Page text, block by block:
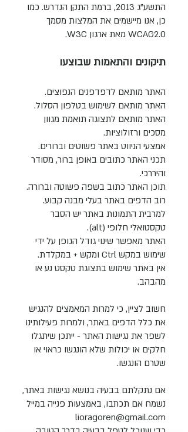
התשע"ג 2013, ברמת התקן הנדרש. כמו
כן, אנו מיישמים את המלצות מסמך
WCAG2.0 מאת ארגון W3C.
תיקונים והתאמות שבוצעו
האתר מותאם לדפדפנים הנפוצים.
האתר מותאם לשימוש בטלפון הסלול.
האתר מותאם לתצוגה תואמת מגוון
מסכים ורזולוציות.
אמצעי הניווט באתר פשוטים וברורים.
תכני האתר כתובים באופן ברור, מסודר
והיררכי.
תוכן האתר כתוב בשפה פשוטה וברורה.
רוב הדפים באתר בעלי מבנה קבוע.
למרבית התמונות באתר יש הסבר
טקסטואלי חלופי (alt).
האתר מאפשר שינוי גודל הגופן על ידי
שימוש במקש Ctrl ומקש + במקלדת.
אין באתר שימוש בתצוגת טקסט נע או
מהבהב.
חשוב לציין, כי למרות המאמצים להנגיש
את כלל הדפים באתר, ולמרות פעילותינו
לשפר את נגישות האתר - ייתכן שיתגלו
חלקים או יכולות שלא הונגשו כראוי או
שטרם הונגשו.
אם נתקלתם בבעיה בנושא נגישות באתר,
נשמח אם תכתבו, באמצעות פנייה במייל
lioragoren@gmail.com